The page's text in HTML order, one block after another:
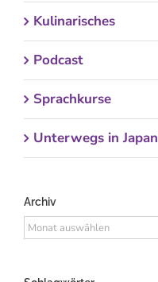
Kulinarisches
Podcast
Sprachkurse
Unterwegs in Japan
Archiv
Archiv